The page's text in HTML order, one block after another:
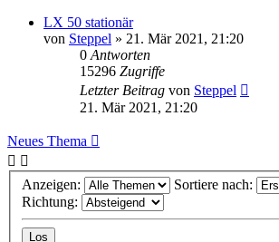
LX 50 stationär
von Steppel » 21. Mär 2021, 21:20
0 Antworten
15296 Zugriffe
Letzter Beitrag von Steppel
21. Mär 2021, 21:20
Neues Thema
Anzeigen:
Sortiere nach:
Richtung: